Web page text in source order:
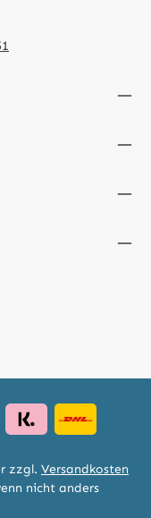
zzgl. Versandkosten
nicht anders